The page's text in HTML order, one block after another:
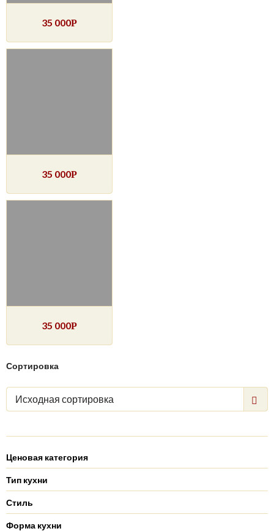
35 000Р
35 000Р
35 000Р
Сортировка
Исходная сортировка
Ценовая категория
Тип кухни
Стиль
Форма кухни